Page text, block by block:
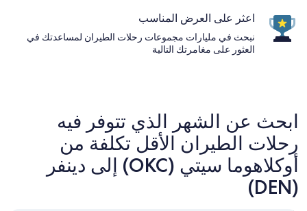
اعثر على العرض المناسب
نبحث في مليارات مجموعات رحلات الطيران لمساعدتك في
العثور على مغامرتك التالية
ابحث عن الشهر الذي تتوفر فيه
رحلات الطيران الأقل تكلفة من
أوكلاهوما سيتي (OKC) إلى دينفر
(DEN)